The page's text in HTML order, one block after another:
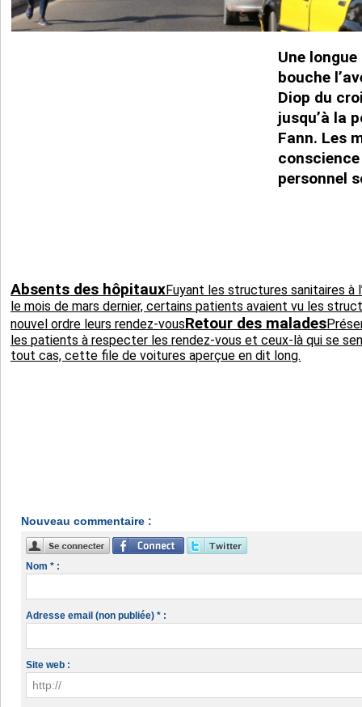
Une
bouche
Diop du
jusqu’à la
Fann. Les
conscience
personnel
Absents des hôpitauxFuyant les structures sanitaires à
le mois de mars dernier, certains patients avaient vu les
nouvel ordre leurs rendez-vousRetour des malades
les patients à respecter les rendez-vous et ceux-là qui se
tout cas, cette file de voitures aperçue en dit long.
Nouveau commentaire :
Nom * :
Adresse email (non publiée) * :
Site web :